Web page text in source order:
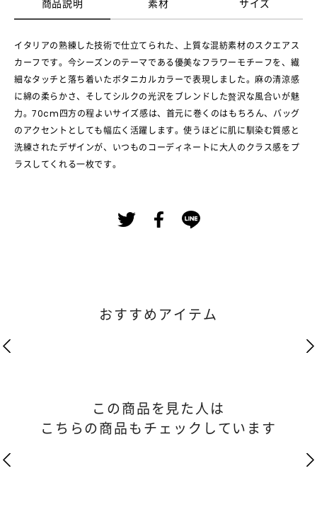
商品説明 素材 サイズ
イタリアの熟練した技術で仕立てられた、上質な混紡素材のスクエアス
カーフです。今シーズンのテーマである優美なフラワーモチーフを、繊
細なタッチと落ち着いたボタニカルカラーで表現しました。麻の清涼感
に綿の柔らかさ、そしてシルクの光沢をブレンドした贅沢な風合いが魅
力。70cm四方の程よいサイズ感は、首元に巻くのはもちろん、バッグ
のアクセントとしても幅広く活躍します。使うほどに肌に馴染む質感と
洗練されたデザインが、いつものコーディネートに大人のクラス感をプ
ラスしてくれる一枚です。
おすすめアイテム
この商品を見た人は
こちらの商品もチェックしています